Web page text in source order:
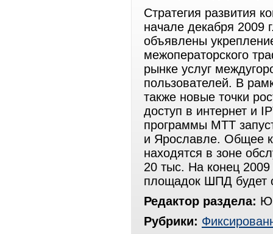
Стратегия развития
начале декабря 2009
объявлены
межоператорского
рынке услуг
пользователей. В
также новые точки
доступ в интернет и
программы МТТ
и Ярославле. Общее
находятся в зоне
20 тыс. На конец 2009
площадок ШПД будет
Редактор раздела:
Рубрики: